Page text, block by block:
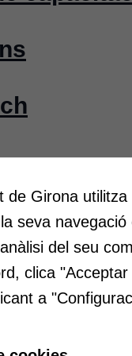
sigui el
Volem
espais
maneres
idees
de Girona
seva
del seu
clica
a